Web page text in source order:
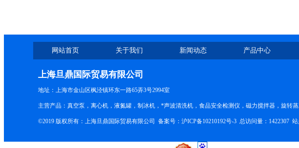
网站首页 关于我们 新闻动态 产品中心
上海旦鼎国际贸易有限公司
地址：上海市金山区枫泾镇环东一路65弄3号2994室
主营产品：真空泵，离心机，液氮罐，制冰机，*声波清洗机，食品安全检测仪，磁力搅拌器，旋转
©2019 版权所有：上海旦鼎国际贸易有限公司 备案号： 沪ICP备10210192号-3 总访问量：1422307 站